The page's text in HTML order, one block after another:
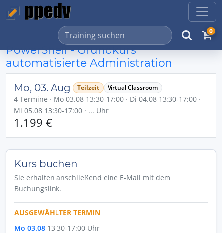
0
PowerShell - Grundkurs
automatisierte Administration
Mo, 03. Aug Teilzeit Virtual Classroom
4 Termine · Mo 03.08 13:30-17:00 · Di 04.08 13:30-17:00 ·
Mi 05.08 13:30-17:00 · ... Uhr
1.199 €
Kurs buchen
Sie erhalten anschließend eine E-Mail mit dem
Buchungslink.
AUSGEWÄHLTER TERMIN
Mo 03.08 13:30-17:00 Uhr